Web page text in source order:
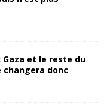
Gaza et le reste du
changera donc